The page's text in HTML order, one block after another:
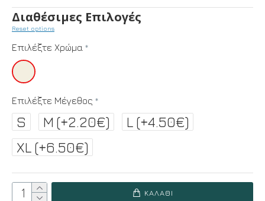
Διαθέσιμες Επιλογές
Reset options
Επιλέξτε Χρώμα
Επιλέξτε Μέγεθος
S M (+2.20€) L (+4.50€)
XL (+6.50€)
ΚΑΛΆΘΙ